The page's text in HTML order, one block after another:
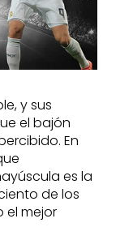
y sus
el bajón
En
es la
de los
el mejor